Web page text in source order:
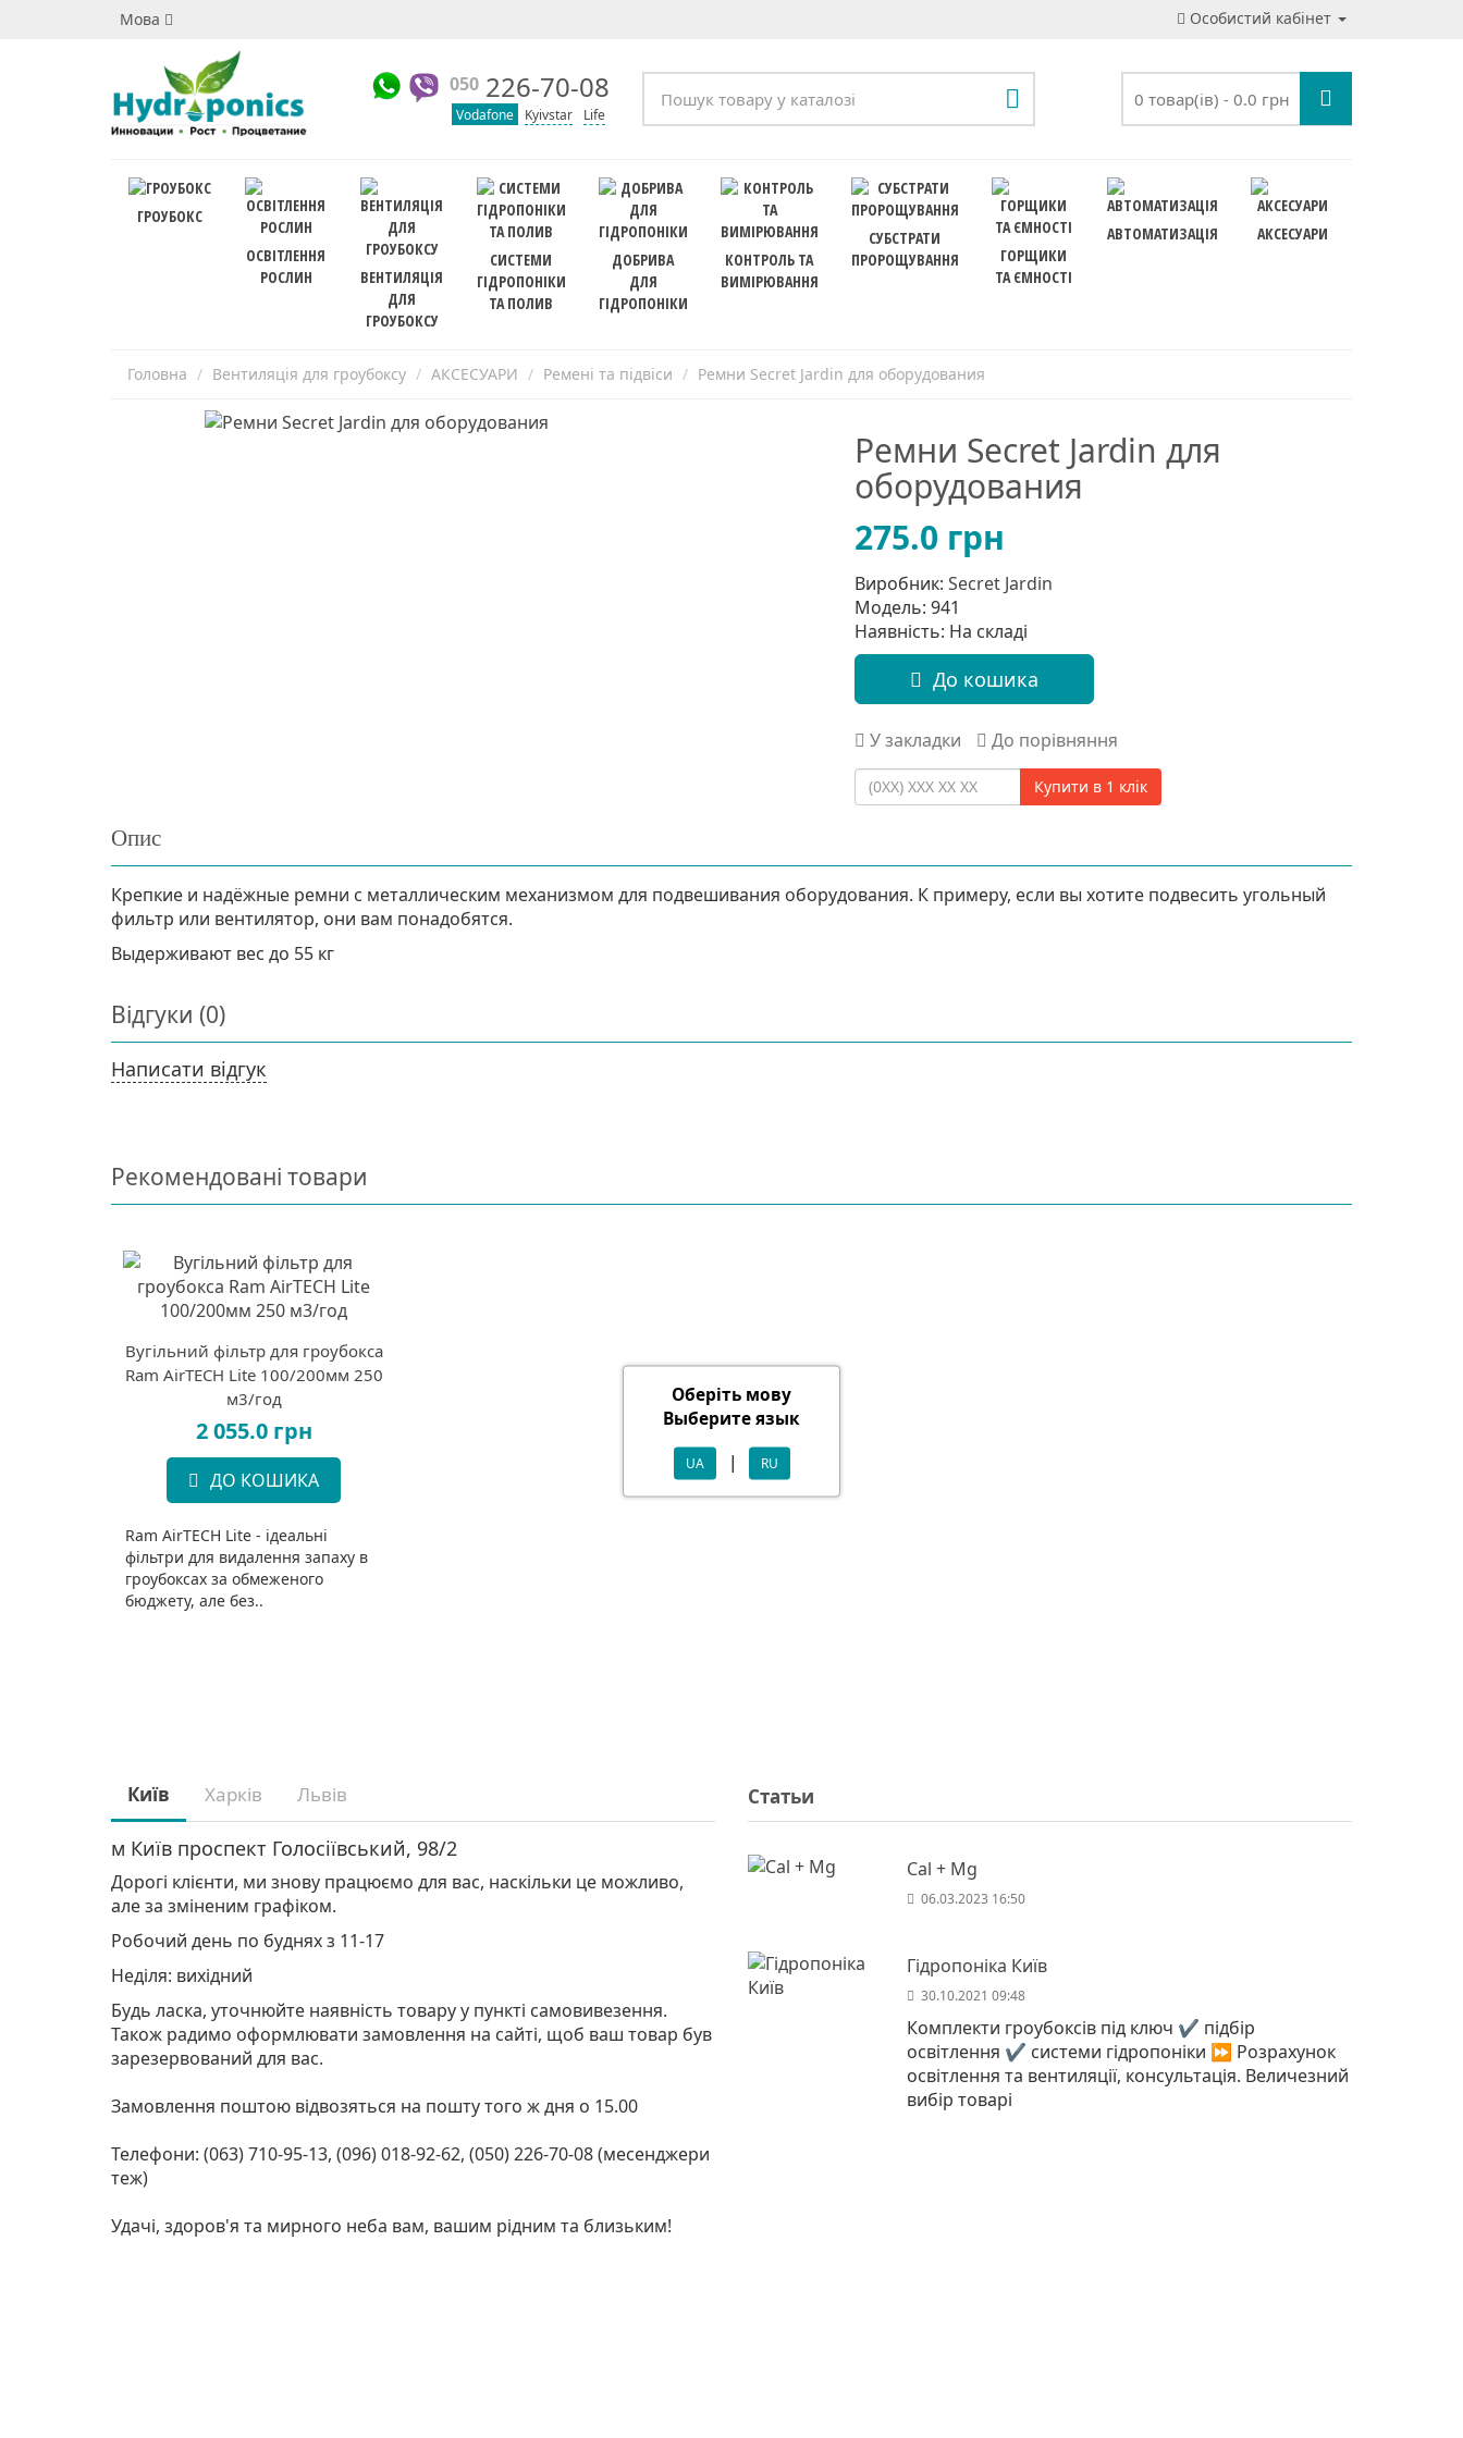
Оберіть мову
Выберите язык
UA | RU
Мова Особистий кабінет
050226-70-08
Vodafone Kyivstar Life
0 товар(ів) - 0.0 грн
ГРОУБОКС
ОСВІТЛЕННЯ
РОСЛИН
ВЕНТИЛЯЦІЯ
ДЛЯ
ГРОУБОКСУ
СИСТЕМИ
ГІДРОПОНІКИ
ТА ПОЛИВ
ДОБРИВА
ДЛЯ
ГІДРОПОНІКИ
КОНТРОЛЬ ТА
ВИМІРЮВАННЯ
СУБСТРАТИ
ПРОРОЩУВАННЯ
ГОРЩИКИ
ТА ЄМНОСТІ
АВТОМАТИЗАЦІЯ АКСЕСУАРИ
Головна Вентиляція для гроубоксу АКСЕСУАРИ Ремені та підвіси Ремни Secret Jardin для оборудования
Ремни Secret Jardin для
оборудования
275.0 грн
Виробник: Secret Jardin
Модель: 941
Наявність: На складі
До кошика
У закладки До порівняння
Купити в 1 клік
Опис
Крепкие и надёжные ремни с металлическим механизмом для подвешивания оборудования. К примеру, если вы хотите подвесить угольный
фильтр или вентилятор, они вам понадобятся.
Выдерживают вес до 55 кг
Відгуки (0)
Написати відгук
Рекомендовані товари
Вугільний фільтр для гроубокса
Ram AirTECH Lite 100/200мм 250
м3/год
2 055.0 грн
ДО КОШИКА
Ram AirTECH Lite - ідеальні
фільтри для видалення запаху в
гроубоксах за обмеженого
бюджету, але без..
Київ Харків Львів
м Київ проспект Голосіївський, 98/2
Дорогі клієнти, ми знову працюємо для вас, наскільки це можливо,
але за зміненим графіком.
Робочий день по буднях з 11-17
Неділя: вихідний
Будь ласка, уточнюйте наявність товару у пункті самовивезення.
Також радимо оформлювати замовлення на сайті, щоб ваш товар був
зарезервований для вас.
Замовлення поштою відвозяться на пошту того ж дня о 15.00
Телефони: (063) 710-95-13, (096) 018-92-62, (050) 226-70-08 (месенджери
теж)
Удачі, здоров'я та мирного неба вам, вашим рідним та близьким!
Статьи
Cal + Mg
06.03.2023 16:50
Гідропоніка Київ
30.10.2021 09:48
Комплекти гроубоксів під ключ ✔️ підбір
освітлення ✔️ системи гідропоніки ⏩ Розрахунок
освітлення та вентиляції, консультація. Величезний
вибір товарі